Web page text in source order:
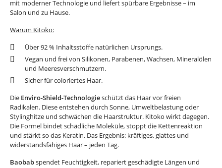
mit moderner Technologie und liefert spürbare Ergebnisse – im
Salon und zu Hause.
Warum Kitoko:
Über 92 % Inhaltsstoffe natürlichen Ursprungs.
Vegan und frei von Silikonen, Parabenen, Wachsen, Mineralölen
und Meeresverschmutzern.
Sicher für coloriertes Haar.
Die Enviro-Shield-Technologieschützt das Haar vor freien
Radikalen. Diese entstehen durch Sonne, Umweltbelastung oder
Stylinghitze und schwächen die Haarstruktur. Kitoko wirkt dagegen.
Die Formel bindet schädliche Moleküle, stoppt die Kettenreaktion
und stärkt so das Keratin. Das Ergebnis: kräftiges, glattes und
widerstandsfähiges Haar – jeden Tag.
Baobabspendet Feuchtigkeit, repariert geschädigte Längen und